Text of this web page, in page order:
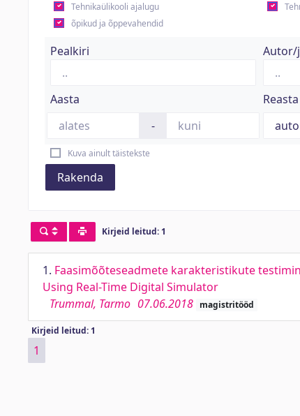
Tehnikaülikooli ajalugu
õpikud ja õppevahendid
Pealkiri Autor/
Aasta
-
Reasta
Kuva ainult täistekste
Rakenda
Kirjeid leitud: 1
1. Faasimõõteseadmete karakteristikute
Using Real-Time Digital Simulator
Trummal, Tarmo 07.06.2018 magistritööd
Kirjeid leitud: 1
1